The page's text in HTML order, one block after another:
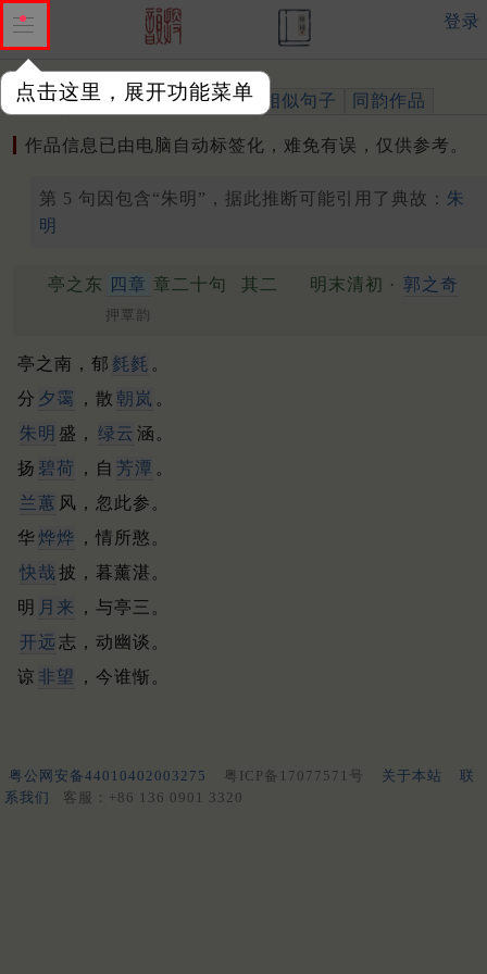
点击这里，展开功能菜单
登录
作品 标注四声 出处、引用 相似句子 同韵作品
作品信息已由电脑自动标签化，难免有误，仅供参考。
第 5 句因包含“朱明”，据此推断可能引用了典故： 朱
明
亭之东 四章 章二十句 其二 明末清初 · 郭之奇
押覃韵
亭之南，郁 毵毵 。
分 夕霭 ，散 朝岚 。
朱明 盛， 绿云 涵。
扬 碧荷 ，自 芳潭 。
兰蕙 风，忽此参。
华烨烨 ，情所憨。
快哉 披，暮薰湛。
明 月来
，与亭三。
开远 志，动幽谈。
谅 非望 ，今谁惭。
粤公网安备44010402003275 粤ICP备17077571号 关于本站
联
系我们
客服：+86 136 0901 3320